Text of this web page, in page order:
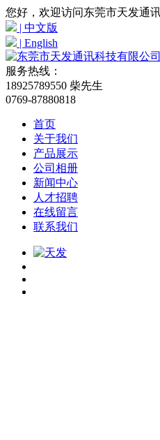
您好，欢迎访问东莞市天发通
| 中文版
| English
服务热线：
18925789550 柴先生
0769-87880818
首页
关于我们
产品展示
公司相册
新闻中心
人才招聘
在线留言
联系我们